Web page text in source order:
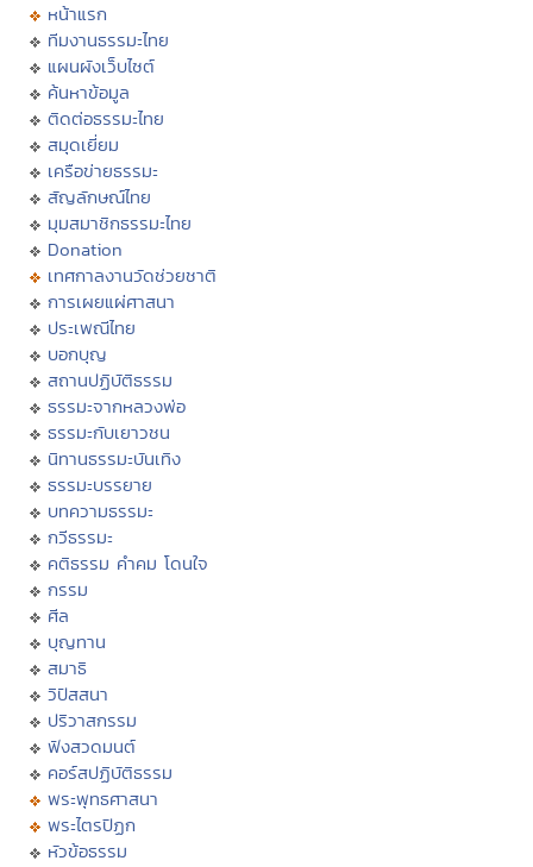
หน้าแรก
ทีมงานธรรมะไทย
แผนผังเว็บไซต์
ค้นหาข้อมูล
ติดต่อธรรมะไทย
สมุดเยี่ยม
เครือข่ายธรรมะ
สัญลักษณ์ไทย
มุมสมาชิกธรรมะไทย
Donation
เทศกาลงานวัดช่วยชาติ
การเผยแผ่ศาสนา
ประเพณีไทย
บอกบุญ
สถานปฏิบัติธรรม
ธรรมะจากหลวงพ่อ
ธรรมะกับเยาวชน
นิทานธรรมะบันเทิง
ธรรมะบรรยาย
บทความธรรมะ
กวีธรรมะ
คติธรรม คำคม โดนใจ
กรรม
ศีล
บุญทาน
สมาธิ
วิปัสสนา
ปริวาสกรรม
ฟังสวดมนต์
คอร์สปฏิบัติธรรม
พระพุทธศาสนา
พระไตรปิฏก
หัวข้อธรรม